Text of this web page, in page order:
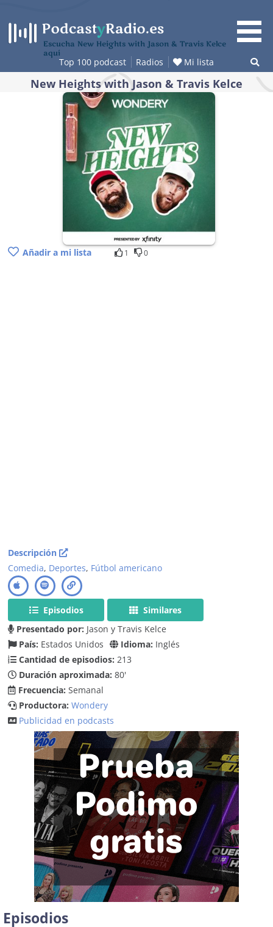
contenido
Escucha New Heights with Jason & Travis Kelce
aquí
Top 100 podcast Radios Mi lista
New Heights with Jason & Travis Kelce
Añadir a mi lista 1 0
Descripción
Comedia, Deportes, Fútbol americano
Episodios
Similares
Presentado por: Jason y Travis Kelce
País: Estados Unidos Idioma: Inglés
Cantidad de episodios: 213
Duración aproximada: 80'
Frecuencia: Semanal
Productora: Wondery
Publicidad en podcasts
Episodios